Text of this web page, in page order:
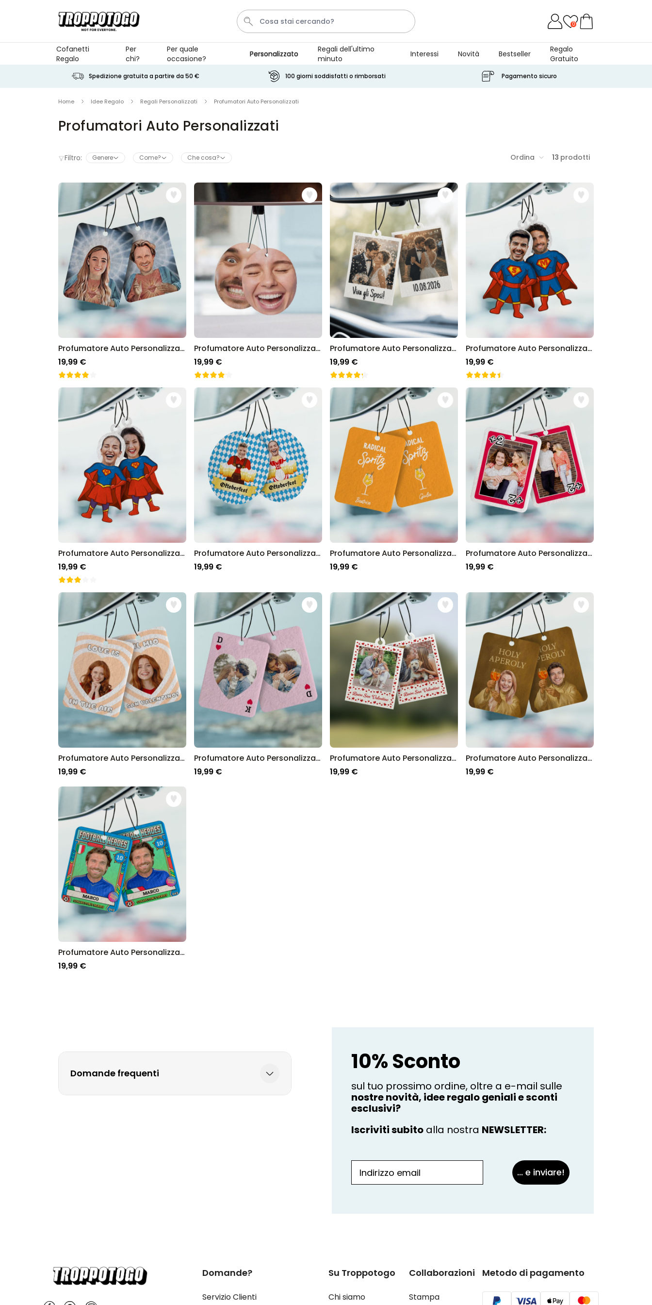
Portachiavi
Faccia
Comprato
più di 2.000
volte
39,99 €
Personalizzabile
Calzini Personalizzati con
Faccia e Supereroi
Comprato
più di 21.600
volte
Personalizzabile
Telo Mare Personalizzato in
Stile Fumetto
Comprato
volte
34,99 €
Personalizzabile
Poster Personalizzato con
0
Cofanetti
Regalo
Per
chi?
Per quale
occasione?
Personalizzato
Regali dell'ultimo
minuto
Interessi Novità Bestseller
Regalo
Gratuito
Spedizione gratuita a partire da 50 € 100 giorni soddisfatti o rimborsati Pagamento sicuro
Home Idee Regalo Regali Personalizzati Profumatori Auto Personalizzati
Profumatori Auto Personalizzati
Filtro: Genere Come? Che cosa? Ordina 13 prodotti
Profumatore Auto Personalizzato con Aureola e Faccia Set da 2
19,99 €
Profumatore Auto Personalizzato con Faccia set da 2
19,99 €
Profumatore Auto Personalizzato in Stile Polaroid Set da 2
19,99 €
Profumatore Auto Personalizzato Supereroe con Faccia Set da 2
19,99 €
Profumatore Auto Personalizzato Supereroina con Faccia Set da 2
19,99 €
Profumatore Auto Personalizzato Oktoberfest Set da 2
19,99 €
Profumatore Auto Personalizzato con Drink e Frase Set da 2
19,99 €
Profumatore Auto Personalizzato 2 Carte da Gioco con Foto
19,99 €
Profumatore Auto Personalizzato Vintage con Viso e Testo Set da 2
19,99 €
Profumatore Auto Personalizzato a forma di Cuore con Foto Set da 2
19,99 €
Profumatore Auto Personalizzato Set da 2 in stile Polaroid con Cuori
19,99 €
Profumatore Auto Personalizzato Set da 2 Aperol con Viso
19,99 €
Profumatore Auto Personalizzato Figurina dei Mondiali con Foto
19,99 €
Domande frequenti 10% Sconto
sul tuo prossimo ordine, oltre a e-mail sulle
nostre novità, idee regalo geniali e sconti
esclusivi?
Iscriviti subito alla nostra NEWSLETTER:
... e inviare!
Domande?
Servizio Clienti
Su Troppotogo
Chi siamo
Collaborazioni
Stampa
Metodo di pagamento